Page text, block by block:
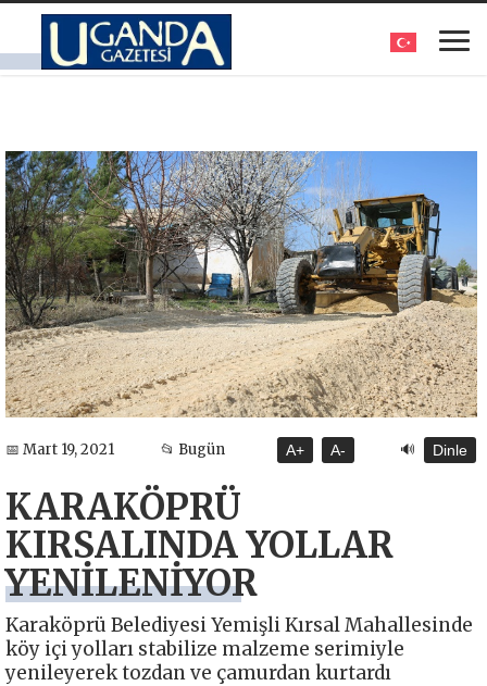
📅 Mart 19, 2021 📂 Bugün A+ A- 🔊 Dinle
KARAKÖPRÜ
KIRSALINDA YOLLAR
YENİLENİYOR
Karaköprü Belediyesi Yemişli Kırsal Mahallesinde
köy içi yolları stabilize malzeme serimiyle
yenileyerek tozdan ve çamurdan kurtardı